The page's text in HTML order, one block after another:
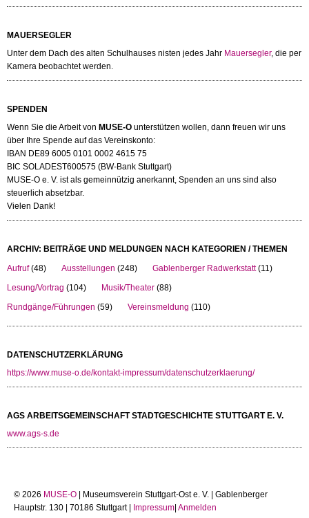
MAUERSEGLER
Unter dem Dach des alten Schulhauses nisten jedes Jahr Mauersegler, die per
Kamera beobachtet werden.
SPENDEN
Wenn Sie die Arbeit von MUSE-O unterstützen wollen, dann freuen wir uns
über Ihre Spende auf das Vereinskonto:
IBAN DE89 6005 0101 0002 4615 75
BIC SOLADEST600575 (BW-Bank Stuttgart)
MUSE-O e. V. ist als gemeinnützig anerkannt, Spenden an uns sind also
steuerlich absetzbar.
Vielen Dank!
ARCHIV: BEITRÄGE UND MELDUNGEN NACH KATEGORIEN / THEMEN
Aufruf(48) Ausstellungen (248) Gablenberger Radwerkstatt(11)
Lesung/Vortrag (104) Musik/Theater (88)
Rundgänge/Führungen (59) Vereinsmeldung (110)
DATENSCHUTZERKLÄRUNG
https://www.muse-o.de/kontakt-impressum/datenschutzerklaerung/
AGS ARBEITSGEMEINSCHAFT STADTGESCHICHTE STUTTGART E. V.
www.ags-s.de
© 2026 MUSE-O | Museumsverein Stuttgart-Ost e. V. | Gablenberger
Hauptstr. 130 | 70186 Stuttgart |
Impressum Anmelden